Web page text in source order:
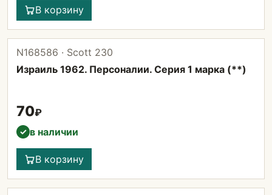
В корзину
N168586 · Scott 230
Израиль 1962. Персоналии. Серия 1 марка (**)
70₽
✓ в наличии
В корзину